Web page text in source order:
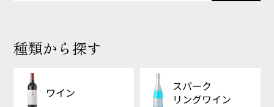
種類から探す
ワイン
スパーク
リングワイン